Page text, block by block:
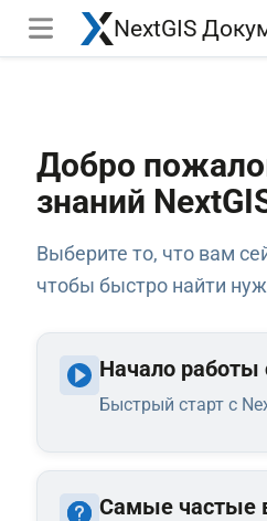
NextGIS
Добро
знаний
Выберите то, что вам
чтобы быстро найти
Начало работы
Быстрый старт с
Самые частые